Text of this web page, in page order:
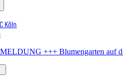
Köln
Blumengarten auf der Venloer